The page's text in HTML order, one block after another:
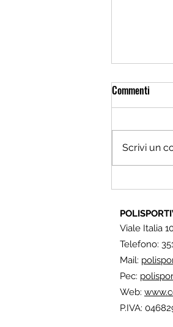
Angiari:
scoperte!
Commenti
Scrivi un
Viale Italia
Telefono:
Mail:
Pec:
Web:
P.IVA: